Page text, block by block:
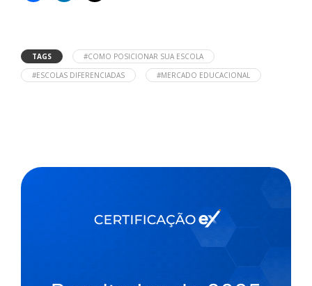
TAGS
#COMO POSICIONAR SUA ESCOLA
#ESCOLAS DIFERENCIADAS
#MERCADO EDUCACIONAL